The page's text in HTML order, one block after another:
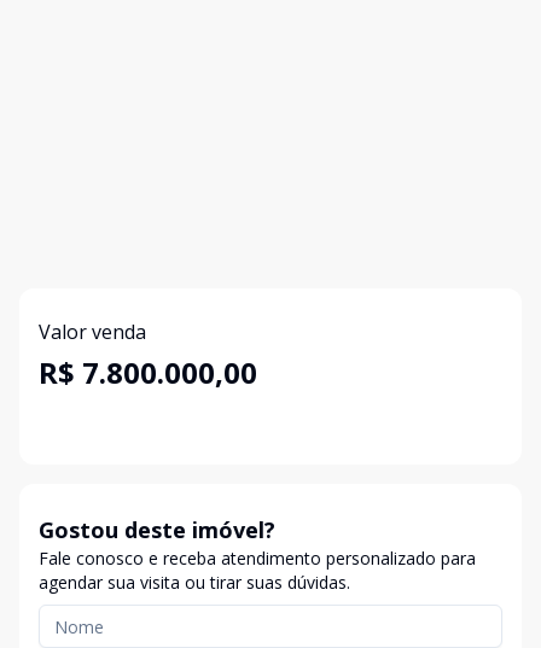
Valor venda
R$ 7.800.000,00
Gostou deste imóvel?
Fale conosco e receba atendimento personalizado para
agendar sua visita ou tirar suas dúvidas.